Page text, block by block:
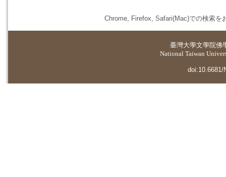
Chrome, Firefox, Safari(Mac)での検索を
臺灣大學文學院佛
National Taiwan
doi:10.6681/